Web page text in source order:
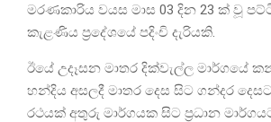
මරණකාරිය වයස මාස 03 දින 23 ක් වූ
කැළණිය ප්‍රදේශයේ පදිංචි දැරියකි.
ඊයේ උදෑසන මාතර දික්වැල්ල මාර්ගයේ
හන්දිය අසලදී මාතර දෙස සිට ගන්දර
රථයක් අතුරු මාර්ගයක සිට ප්‍රධාන